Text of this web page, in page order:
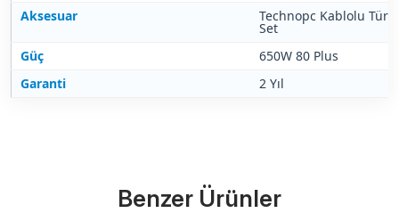
Aksesuar
Technopc Kablolu
Set
Güç
650W 80 Plus
Garanti
2 Yıl
Benzer Ürünler